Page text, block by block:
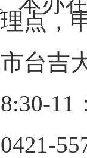
点，
台吉
11